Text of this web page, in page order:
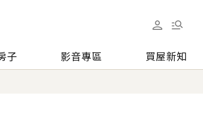
子 影音專區 買屋新知